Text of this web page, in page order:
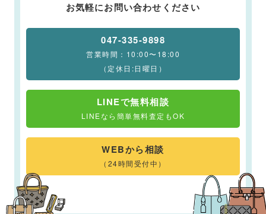
お気軽にお問い合わせください
047-335-9898
営業時間：10:00〜18:00
（定休日:日曜日）
LINEで無料相談
LINEなら簡単無料査定もOK
WEBから相談
（24時間受付中）